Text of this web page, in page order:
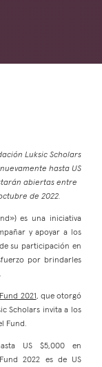
Luksic Scholars
hasta US
abiertas entre
de 2022.
es una iniciativa
y apoyar a los
su participación en
por brindarles
2021, que otorgó
Scholars invita a los
Fund.
US $5,000 en
2022 es de US